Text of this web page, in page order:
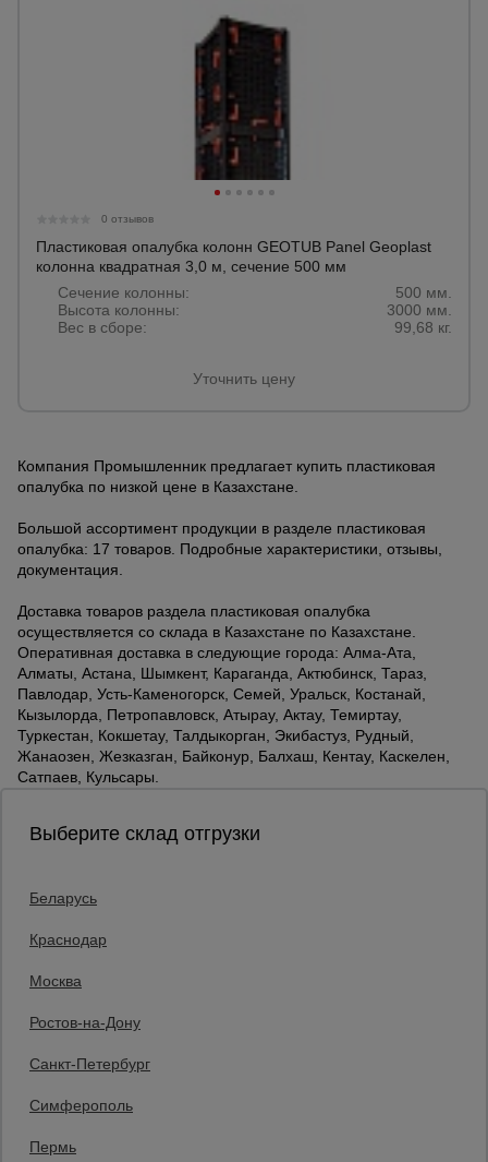
0 отзывов
Пластиковая опалубка колонн GEOTUB Panel Geoplast
колонна квадратная 3,0 м, сечение 500 мм
Сечение колонны:
500 мм.
Высота колонны:
3000 мм.
Вес в сборе:
99,68 кг.
Уточнить цену
Компания Промышленник предлагает купить пластиковая
опалубка по низкой цене в Казахстане.
Большой ассортимент продукции в разделе пластиковая
опалубка: 17 товаров. Подробные характеристики, отзывы,
документация.
Доставка товаров раздела пластиковая опалубка
осуществляется со склада в Казахстане по Казахстане.
Оперативная доставка в следующие города: Алма-Ата,
Алматы, Астана, Шымкент, Караганда, Актюбинск, Тараз,
Павлодар, Усть-Каменогорск, Семей, Уральск, Костанай,
Кызылорда, Петропавловск, Атырау, Актау, Темиртау,
Туркестан, Кокшетау, Талдыкорган, Экибастуз, Рудный,
Жанаозен, Жезказган, Байконур, Балхаш, Кентау, Каскелен,
Сатпаев, Кульсары.
Выберите склад отгрузки
Беларусь
Краснодар
Москва
Ростов-на-Дону
Санкт-Петербург
Симферополь
Пермь
О компании
Франшиза
Контакты
Защитные конструкции
Заказать звонок